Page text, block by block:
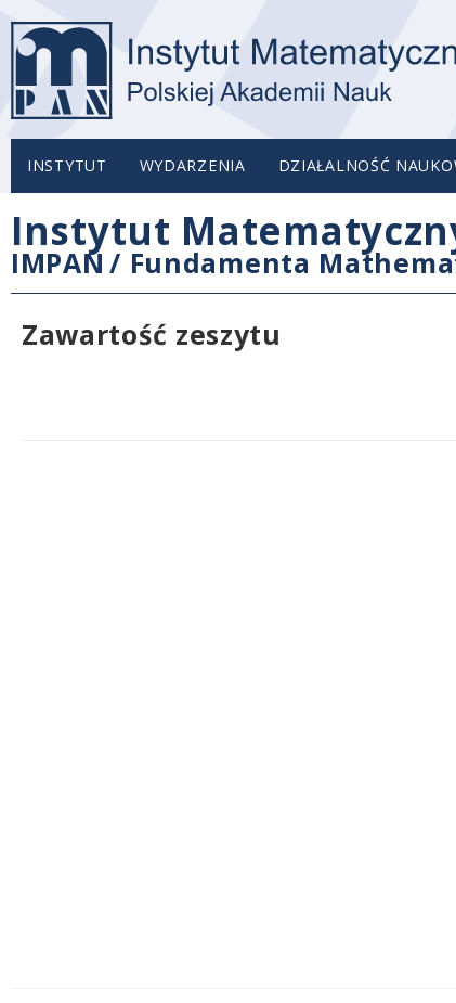
INSTYTUT WYDARZENIA DZIAŁALNOŚĆ
Instytut
IMPAN / Fundamenta
Zawartość zeszytu